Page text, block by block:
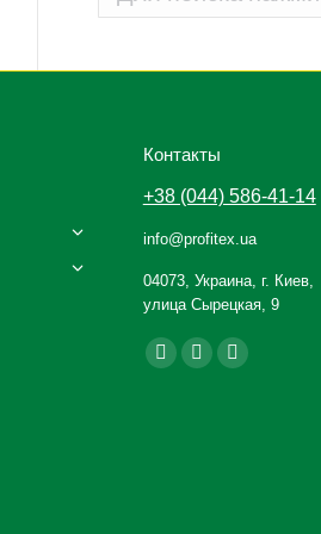
Контакты
+38 (044) 586-41-14
info@profitex.ua
04073, Украина, г. Киев,
улица Сырецкая, 9
Ищите нас:
Facebook
YouTubeInstagram